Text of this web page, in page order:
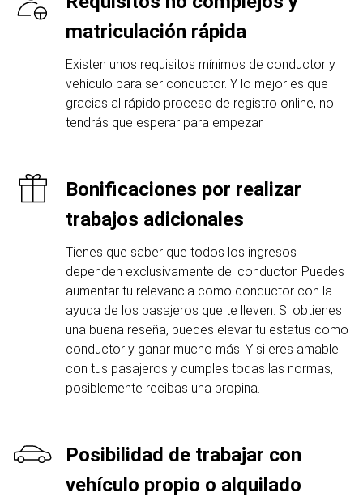
matriculación rápida
Existen unos requisitos mínimos de conductor y
vehículo para ser conductor. Y lo mejor es que
gracias al rápido proceso de registro online, no
tendrás que esperar para empezar.
Bonificaciones por realizar
trabajos adicionales
Tienes que saber que todos los ingresos
dependen exclusivamente del conductor. Puedes
aumentar tu relevancia como conductor con la
ayuda de los pasajeros que te lleven. Si obtienes
una buena reseña, puedes elevar tu estatus como
conductor y ganar mucho más. Y si eres amable
con tus pasajeros y cumples todas las normas,
posiblemente recibas una propina.
Posibilidad de trabajar con
vehículo propio o alquilado